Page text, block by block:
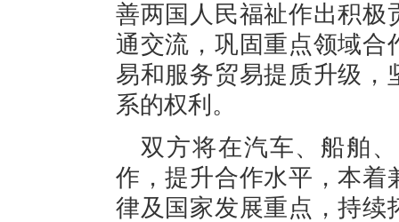
善两国人民福祉作出积极
通交流，巩固重点领域合
易和服务贸易提质升级，
系的权利。
双方将在汽车、船舶
作，提升合作水平，本着
律及国家发展重点，持续